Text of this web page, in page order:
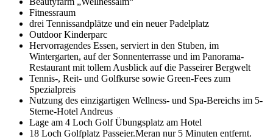
Fitnessraum
drei Tennissandplätze und ein neuer Padelplatz
Outdoor Kinderparc
Hervorragendes Essen, serviert in den Stuben, im
Wintergarten, auf der Sonnenterrasse und im Panorama-
Restaurant mit tollem Ausblick auf die Passeirer Bergwelt
Tennis-, Reit- und Golfkurse sowie Green-Fees zum
Spezialpreis
Nutzung des einzigartigen Wellness- und Spa-Bereichs im 5-
Sterne-Hotel Andreus
Lage am 4 Loch Golf Übungsplatz am Hotel
18 Loch Golfplatz Passeier.Meran nur 5 Minuten entfernt.